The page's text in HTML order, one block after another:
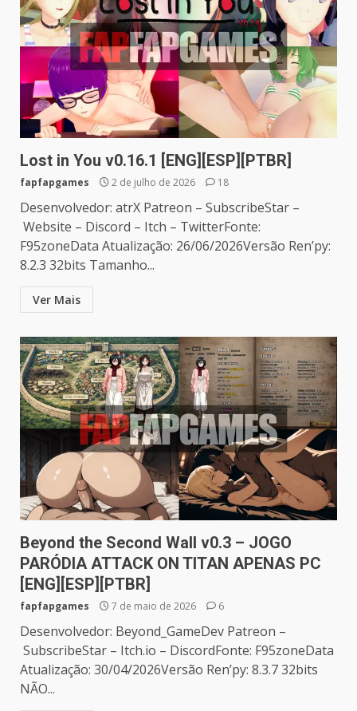
Lost in You v0.16.1 [ENG][ESP][PTBR]
fapfapgames 2 de julho de 2026 18
Desenvolvedor: atrX Patreon – SubscribeStar –
Website – Discord – Itch – TwitterFonte:
F95zoneData Atualização: 26/06/2026Versão Ren’py:
8.2.3 32bits Tamanho...
Ver Mais
Beyond the Second Wall v0.3 – JOGO
PARÓDIA ATTACK ON TITAN APENAS PC
[ENG][ESP][PTBR]
fapfapgames 7 de maio de 2026 6
Desenvolvedor: Beyond_GameDev Patreon –
SubscribeStar – Itch.io – DiscordFonte: F95zoneData
Atualização: 30/04/2026Versão Ren’py: 8.3.7 32bits
NÃO...